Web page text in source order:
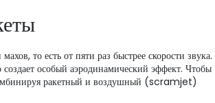
то есть от пяти раз быстрее скорости звука.
создает особый аэродинамический эффект. Чтобы
ракетный и воздушный (scramjet)